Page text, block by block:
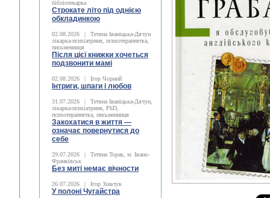
бібліотекарка
Строкате літо під однією
обкладинкою
02.08.2026 |
Тетяна Іваніцька-Дячун
лікарка-психіатриня, психотерапевтка,
письменниця
Після цієї книжки хочеться
подзвонити мамі
02.08.2026 | Ігор Чорний
Інтриги, шпаги і любов
31.07.2026 |
Тетяна Іваніцька-Дячун,
лікарка-психіатриня, PhD,
психотерапевтка, письменниця
Закохатися в життя —
означає повернутися до
себе
29.07.2026 |
Тетяна Торак, м. Івано-
Франківськ
Без миті немає вічности
26.07.2026 | Ігор Зіньчук
У полоні Чугайстра